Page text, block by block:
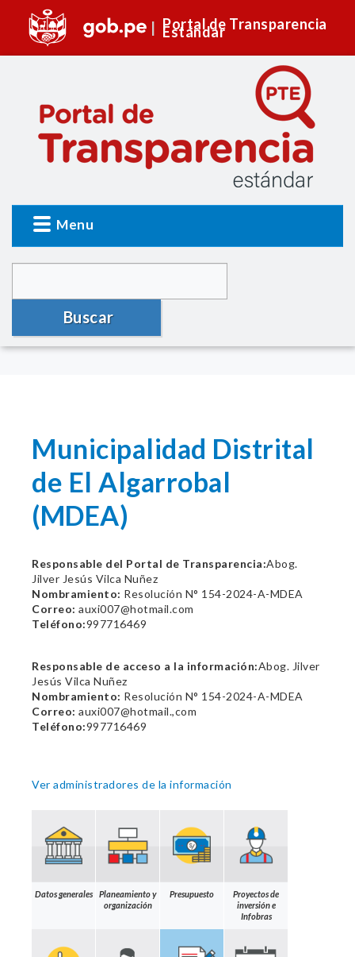
Portal de Transparencia
Estándar
Menu
Buscar
Municipalidad Distrital
de El Algarrobal
(MDEA)
Responsable del Portal de Transparencia:Abog.
Jilver Jesús Vilca Nuñez
Nombramiento: Resolución N° 154-2024-A-MDEA
Correo: auxi007@hotmail.com
Teléfono:997716469
Responsable de acceso a la información:Abog. Jilver
Jesús Vilca Nuñez
Nombramiento: Resolución N° 154-2024-A-MDEA
Correo: auxi007@hotmail.,com
Teléfono:997716469
Ver administradores de la información
Datos generales
Planeamiento y
organización
Presupuesto
Proyectos de
inversión e
Infobras